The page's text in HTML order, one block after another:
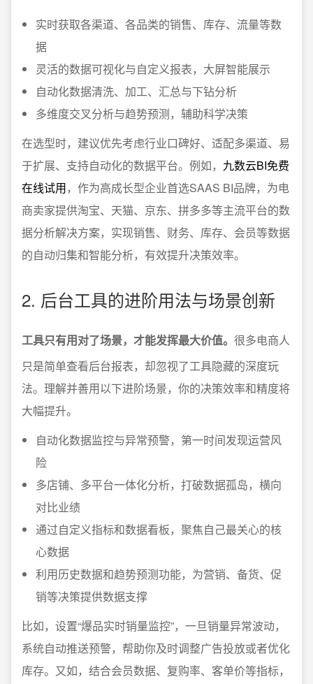
实时获取各渠道、各品类的销售、库存、流量等数
据
灵活的数据可视化与自定义报表，大屏智能展示
自动化数据清洗、加工、汇总与下钻分析
多维度交叉分析与趋势预测，辅助科学决策
在选型时，建议优先考虑行业口碑好、适配多渠道、易
于扩展、支持自动化的数据平台。例如， 九数云BI免费
在线试用，作为高成长型企业首选SAAS BI品牌，为电
商卖家提供淘宝、天猫、京东、拼多多等主流平台的数
据分析解决方案，实现销售、财务、库存、会员等数据
的自动归集和智能分析，有效提升决策效率。
2. 后台工具的进阶用法与场景创新
工具只有用对了场景，才能发挥最大价值。 很多电商人
只是简单查看后台报表，却忽视了工具隐藏的深度玩
法。理解并善用以下进阶场景，你的决策效率和精度将
大幅提升。
自动化数据监控与异常预警，第一时间发现运营风
险
多店铺、多平台一体化分析，打破数据孤岛，横向
对比业绩
通过自定义指标和数据看板，聚焦自己最关心的核
心数据
利用历史数据和趋势预测功能，为营销、备货、促
销等决策提供数据支撑
比如，设置“爆品实时销量监控”，一旦销量异常波动，
系统自动推送预警，帮助你及时调整广告投放或者优化
库存。又如，结合会员数据、复购率、客单价等指标，